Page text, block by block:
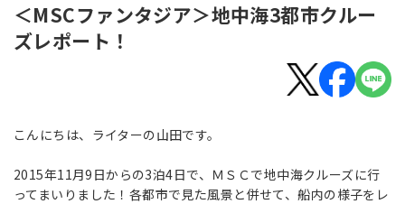
＜MSCファンタジア＞地中海3都市クルー
ズレポート！
こんにちは、ライターの山田です。
2015年11月9日からの3泊4日で、ＭＳＣで地中海クルーズに行
ってまいりました！各都市で見た風景と併せて、船内の様子をレ